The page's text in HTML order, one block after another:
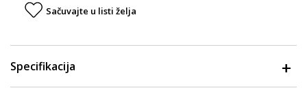
Sačuvajte u listi želja
Specifikacija